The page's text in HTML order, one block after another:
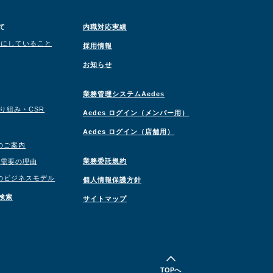
TOPへ
していること
組み・CSR
ご案内
要の理由
ビジネスモデル
索
内職対応実績
採用情報
お知らせ
業務管理システムAedes
Aedes ログイン（メンバー用）
Aedes ログイン（店舗用）
業務委託規約
個人情報保護方針
サイトマップ